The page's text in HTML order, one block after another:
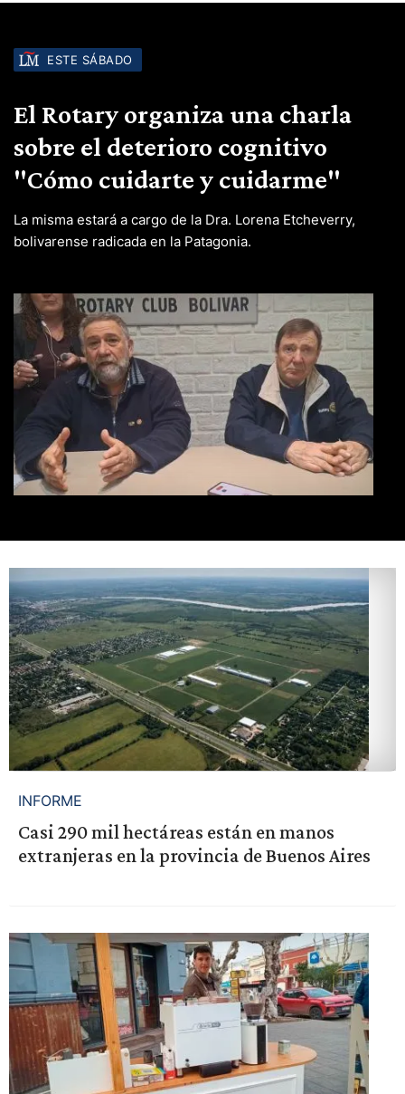
ESTE SÁBADO
El Rotary organiza una charla
sobre el deterioro cognitivo
"Cómo cuidarte y cuidarme"
La misma estará a cargo de la Dra. Lorena Etcheverry,
bolivarense radicada en la Patagonia.
INFORME
Casi 290 mil hectáreas están en manos
extranjeras en la provincia de Buenos Aires